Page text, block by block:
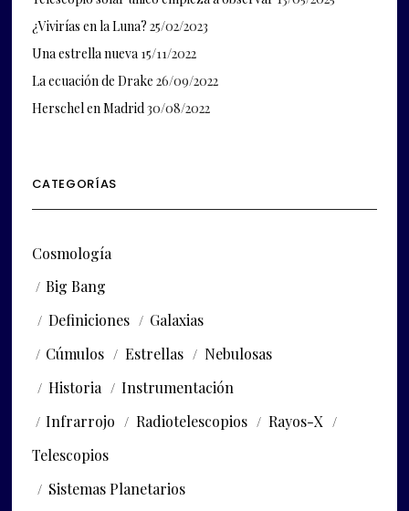
¿Vivirías en la Luna? 25/02/2023
Una estrella nueva 15/11/2022
La ecuación de Drake 26/09/2022
Herschel en Madrid 30/08/2022
CATEGORÍAS
Cosmología
Big Bang
Definiciones
Galaxias
Cúmulos
Estrellas
Nebulosas
Historia
Instrumentación
Infrarrojo
Radiotelescopios
Rayos-X
Telescopios
Sistemas Planetarios